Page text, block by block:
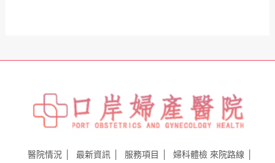
醫院情況 最新資訊 服務項目 婦科體檢 來院路線